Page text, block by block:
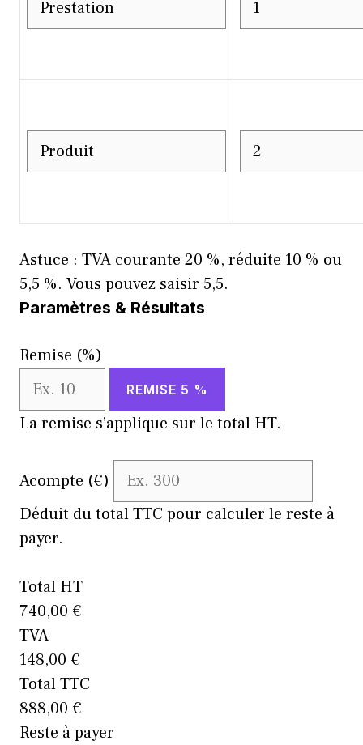
Astuce : TVA courante 20 %, réduite 10 % ou
5,5 %. Vous pouvez saisir 5,5.
Paramètres & Résultats
Remise (%)
REMISE 5 %
La remise s’applique sur le total HT.
Acompte (€)
Déduit du total TTC pour calculer le reste à
payer.
Total HT
740,00 €
TVA
148,00 €
Total TTC
888,00 €
Reste à payer